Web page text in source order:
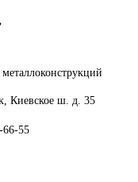
Киевское ш. д. 35
66-55